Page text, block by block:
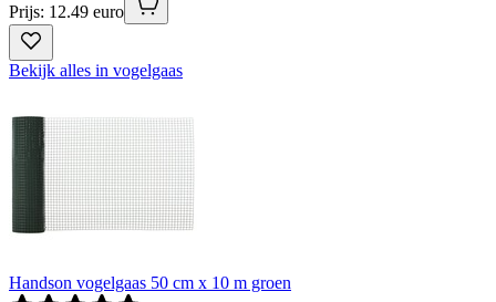
Prijs: 12.49 euro
Bekijk alles in vogelgaas
Handson vogelgaas 50 cm x 10 m groen